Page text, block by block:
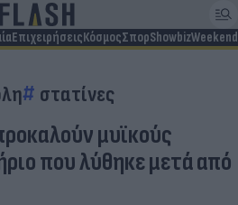
ΕπιχειρήσειςΚόσμοςΣπορShowbizWeekend
στατίνες
μυϊκούς
που λύθηκε μετά από